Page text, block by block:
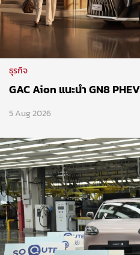
ธุรกิจ
GAC Aion แนะนำ GN8
5 Aug 2026